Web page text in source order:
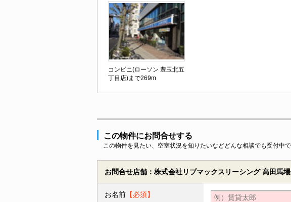
コンビニ(ローソン 豊玉北五
丁目店)まで269m
この物件にお問合せする
この物件を見たい、空室状況を知りたいなどどんな相談でも受付中で
お問合せ店舗：株式会社リブマックスリーシング 高田馬
お名前 【必須】